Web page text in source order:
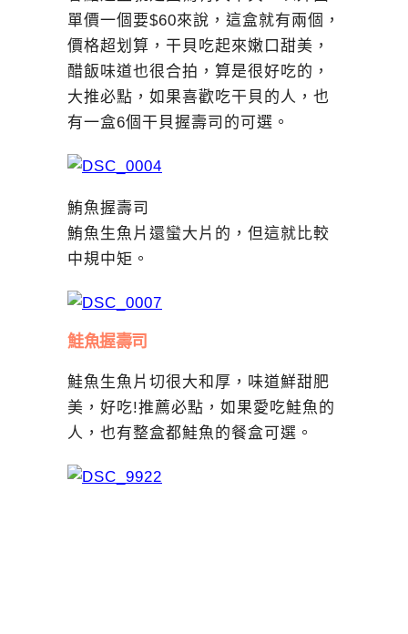
單價一個要$60來說，這盒就有兩個，
價格超划算，干貝吃起來嫩口甜美，
醋飯味道也很合拍，算是很好吃的，
大推必點，如果喜歡吃干貝的人，也
有一盒6個干貝握壽司的可選。
鮪魚握壽司
鮪魚生魚片還蠻大片的，但這就比較
中規中矩。
鮭魚握壽司
鮭魚生魚片切很大和厚，味道鮮甜肥
美，好吃!推薦必點，如果愛吃鮭魚的
人，也有整盒都鮭魚的餐盒可選。